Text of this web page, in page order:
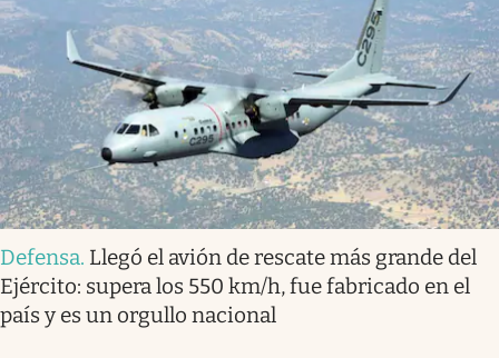
Defensa. Llegó el avión de rescate más grande del
Ejército: supera los 550 km/h, fue fabricado en el
país y es un orgullo nacional